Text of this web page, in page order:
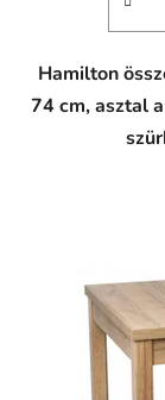
Hamilton
74 cm, asztal